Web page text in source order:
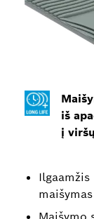
iš
į viršų
maišymas